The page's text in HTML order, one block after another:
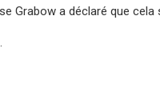
Grabow a déclaré que